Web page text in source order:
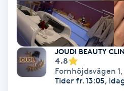
Fransk manikyr
Fransrengöring
Frekvensterapi
JOUDI BEAUTY
4.8
Fornhöjdsvägen 1,
Tider fr. 13:05,